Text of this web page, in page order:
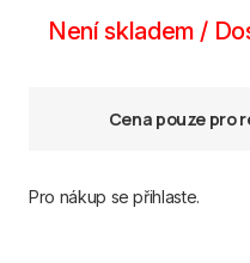
Není skladem /
Cena pouze pro
Pro nákup se přihlaste.